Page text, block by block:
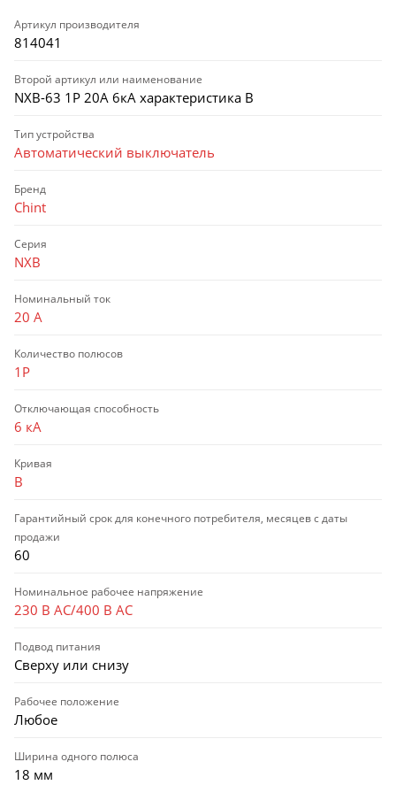
Артикул производителя
814041
Второй артикул или наименование
NXB-63 1P 20А 6кА характеристика B
Тип устройства
Автоматический выключатель
Бренд
Chint
Серия
NXB
Номинальный ток
20 А
Количество полюсов
1P
Отключающая способность
6 кА
Кривая
B
Гарантийный срок для конечного потребителя, месяцев с даты
продажи
60
Номинальное рабочее напряжение
230 В AC/400 В AC
Подвод питания
Сверху или снизу
Рабочее положение
Любое
Ширина одного полюса
18 мм